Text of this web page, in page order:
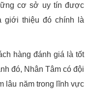
cơ sở uy tín được
giới thiệu đó chính là
hàng đánh giá là tốt
đó, Nhân Tâm có đội
lâu năm trong lĩnh vực